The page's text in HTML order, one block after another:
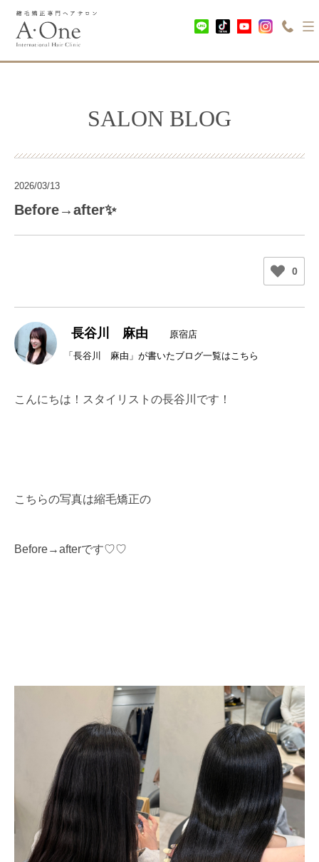
SALON BLOG
2026/03/13
Before→after✨
0
長谷川 麻由
原宿店
「長谷川 麻由」が書いたブログ一覧はこちら
こんにちは！スタイリストの長谷川です！
こちらの写真は縮毛矯正の
Before→afterです♡♡